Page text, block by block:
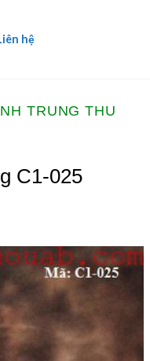
hệ
TRUNG THU
C1-025